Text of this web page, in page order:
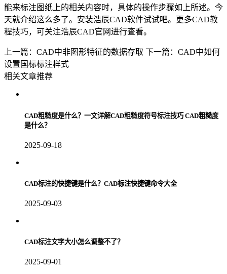
能来标注图纸上的相关内容时，具体的操作步骤如上所述。今
天就介绍这么多了。安装浩辰CAD软件试试吧。更多CAD教
程技巧，可关注浩辰CAD官网进行查看。
上一篇：CAD中非图形特征的数据存取 下一篇：CAD中如何
设置国标标注样式
相关文章推荐
CAD粗糙度是什么？一文详解CAD粗糙度符号标注技巧 CAD粗糙度
是什么？
2025-09-18
CAD标注的快捷键是什么？CAD标注快捷键命令大全
2025-09-03
CAD标注文字大小怎么调整不了？
2025-09-01